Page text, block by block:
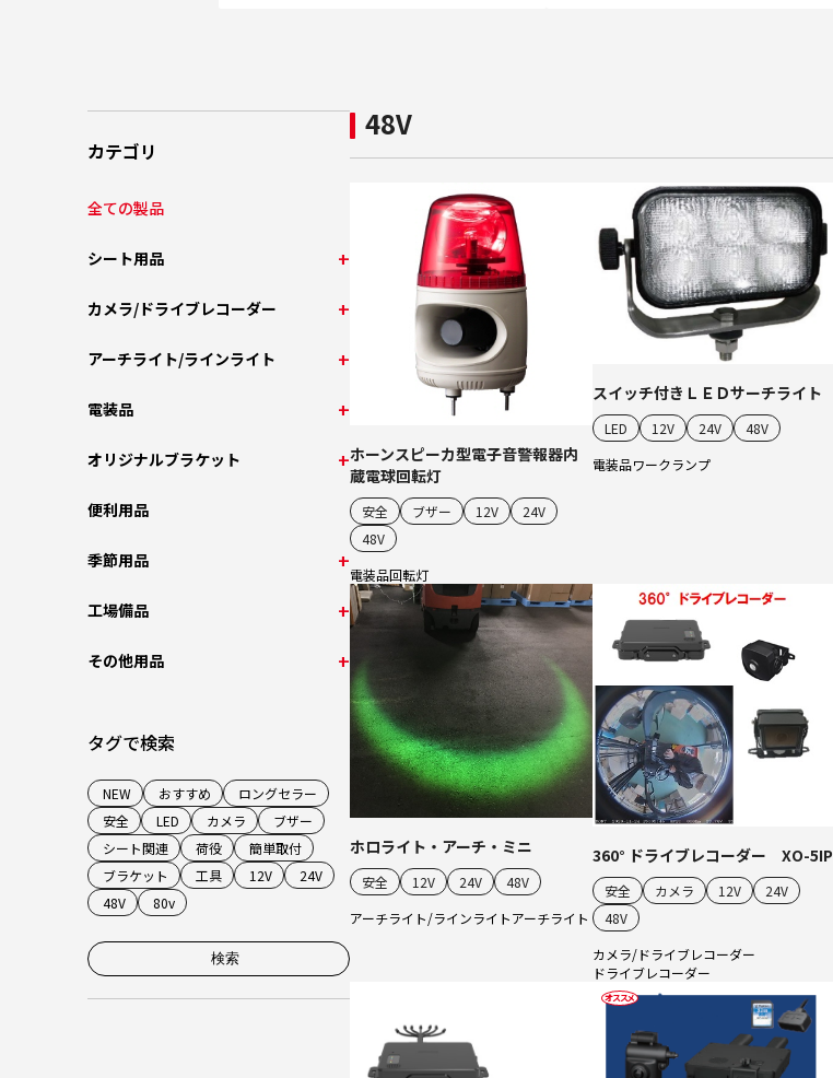
カテゴリ
全ての製品
シート用品
カメラ/ドライブレコーダー
アーチライト/ラインライト
電装品
オリジナルブラケット
便利用品
季節用品
工場備品
その他用品
タグで検索
NEW おすすめ
ロングセラー
安全
LED カメラ
ブザー
シート関連
荷役
簡単取付
ブラケット
工具 12V
24V
48V
80v
検索
48V
ホーンスピーカ型電子音警報器内
蔵電球回転灯
安全 ブザー 12V
24V
48V
電装品回転灯
スイッチ付きＬＥＤサーチライト
LED 12V 24V
48V
電装品ワークランプ
ホロライト・アーチ・ミニ
安全 12V 24V
48V
アーチライト/ラインライトアーチライト
360° ドライブレコーダー XO-5IP
安全 カメラ 12V
24V
48V
カメラ/ドライブレコーダー
ドライブレコーダー